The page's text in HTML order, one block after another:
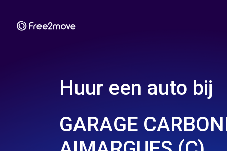
Huur een auto bij
GARAGE